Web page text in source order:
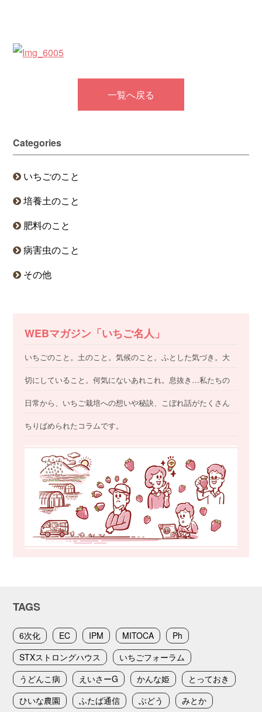
一覧へ戻る
Categories
いちごのこと
培養土のこと
肥料のこと
病害虫のこと
その他
WEBマガジン「いちご名人」
いちごのこと。土のこと。気候のこと。ふとした気づき。大
切にしていること。何気にないあれこれ。息抜き…私たちの
日常から、いちご栽培への想いや秘訣、こぼれ話がたくさん
ちりばめられたコラムです。
TAGS
6次化 EC IPM MITOCA
Ph
STXストロングハウス
いちごフォーラム
うどんこ病
えいさーG かんな姫
とっておき
ひいな農園
ふたば通信 ぶどう
みとか